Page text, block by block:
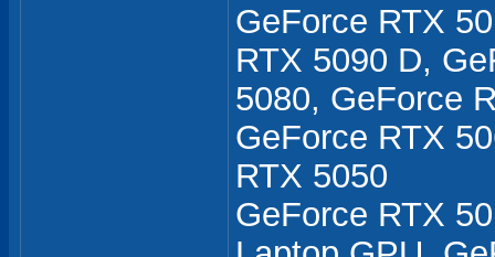
GeForce RTX
RTX 5090 D,
5080, GeForce
GeForce RTX
RTX 5050
GeForce RTX